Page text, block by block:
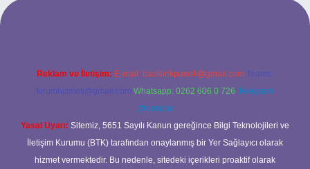
betci.co
Reklam ve İletişim: E-mail: backlinkpaneli@gmail.com Teams:
forumhizmeti@gmail.com Whatsapp: 0262 606 0 726 Telegram:
@karabul
Yasal Uyarı: Sitemiz, 5651 Sayılı Kanun gereğince Bilgi Teknolojileri ve
İletişim Kurumu (BTK) tarafından onaylanmış bir Yer Sağlayıcı olarak
hizmet vermektedir. Bu nedenle, sitedeki içerikleri proaktif olarak